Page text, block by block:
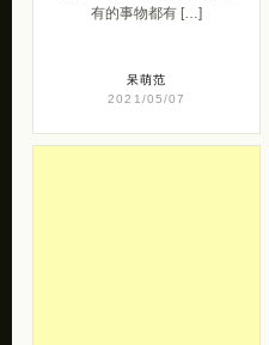
有的事物都有 […]
呆萌范
2021/05/07